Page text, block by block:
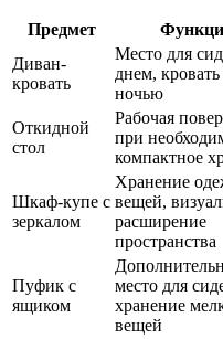
Предмет
Диван-
кровать
Место для
днем, кровать
ночью
Откидной
стол
Рабочая
при
компактное
Шкаф-купе с
зеркалом
Хранение
вещей,
расширение
пространства
Пуфик с
ящиком
место для
хранение
вещей